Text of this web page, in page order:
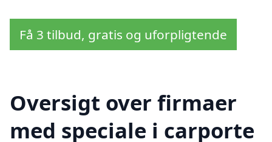
Få 3 tilbud, gratis og uforpligtende
Oversigt over firmaer
med speciale i carporte